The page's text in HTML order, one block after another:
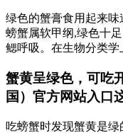
绿色的蟹膏食用起来味
螃蟹属软甲纲,绿色十
鳃呼吸。在生物分类
蟹黄呈绿色，可吃
国）官方网站入口
吃螃蟹时发现蟹黄是